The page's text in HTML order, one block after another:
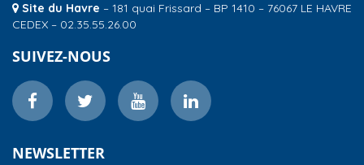
Site du Havre – 181 quai Frissard – BP 1410 – 76067 LE HAVRE
CEDEX – 02.35.55.26.00
SUIVEZ-NOUS
NEWSLETTER